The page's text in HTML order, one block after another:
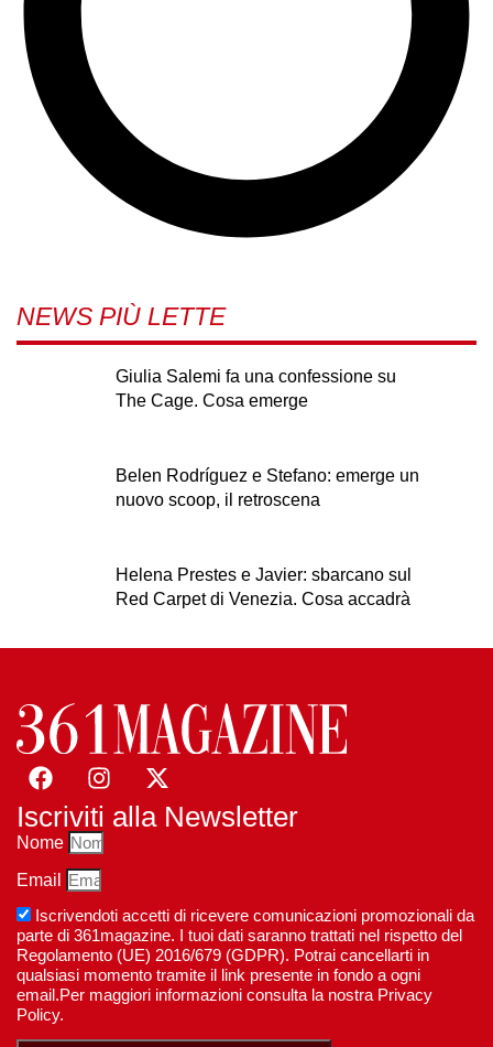
NEWS PIÙ LETTE
Giulia Salemi fa una confessione su
The Cage. Cosa emerge
Belen Rodríguez e Stefano: emerge un
nuovo scoop, il retroscena
Helena Prestes e Javier: sbarcano sul
Red Carpet di Venezia. Cosa accadrà
Iscriviti alla Newsletter
Nome
Email
Iscrivendoti accetti di ricevere comunicazioni promozionali da
parte di 361magazine. I tuoi dati saranno trattati nel rispetto del
Regolamento (UE) 2016/679 (GDPR). Potrai cancellarti in
qualsiasi momento tramite il link presente in fondo a ogni
email.Per maggiori informazioni consulta la nostra Privacy
Policy.